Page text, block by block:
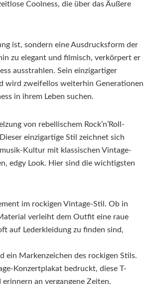
Coolness, die über das Äußere
ist, sondern eine Ausdrucksform der
zu elegant und filmisch, verkörpert er
ausstrahlen. Sein einzigartiger
wird zweifellos weiterhin Generationen
in ihrem Leben suchen.
von rebellischem Rock’n’Roll-
einzigartige Stil zeichnet sich
Kultur mit klassischen Vintage-
edgy Look. Hier sind die wichtigsten
im rockigen Vintage-Stil. Ob in
verleiht dem Outfit eine raue
auf Lederkleidung zu finden sind,
ein Markenzeichen des rockigen Stils.
Konzertplakat bedruckt, diese T-
an vergangene Zeiten.